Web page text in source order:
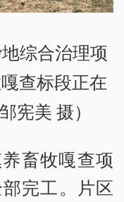
综合治理项
查标段正在
宪美 摄）
畜牧嘎查项
完工。片区